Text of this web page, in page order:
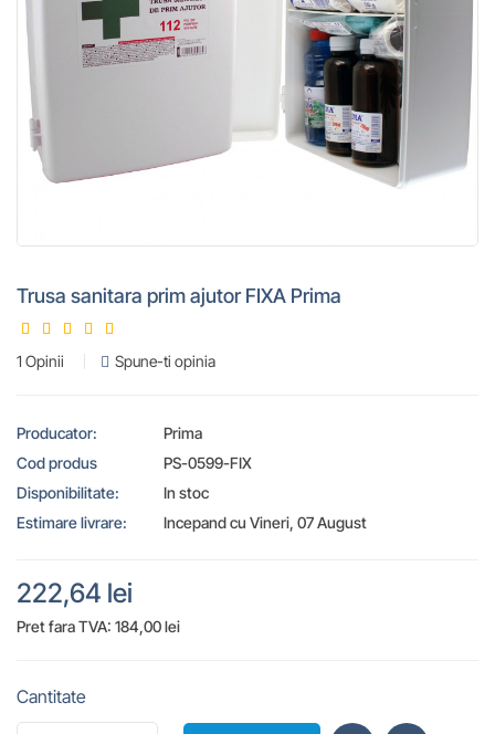
Trusa sanitara prim ajutor FIXA Prima
1 Opinii Spune-ti opinia
Producator:
Prima
Cod produs
PS-0599-FIX
Disponibilitate:
In stoc
Estimare livrare:
Incepand cu Vineri, 07 August
222,64 lei
Pret fara TVA: 184,00 lei
Cantitate